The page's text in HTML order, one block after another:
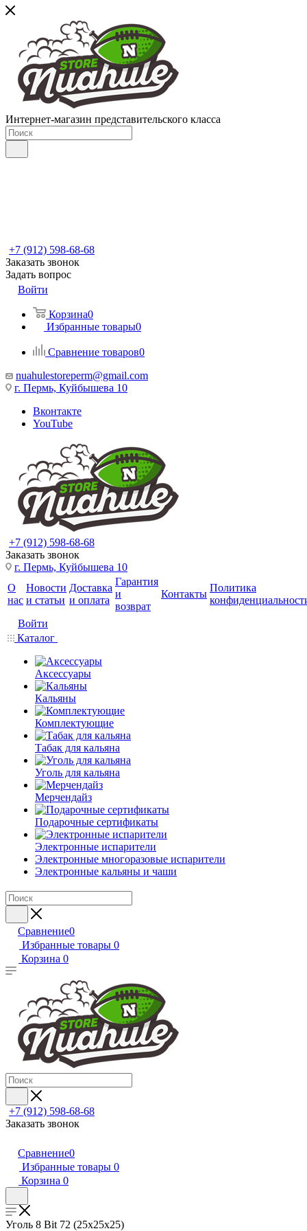
Интернет-магазин представительского класса
+7 (912) 598-68-68
Заказать звонок
Задать вопрос
Войти
Корзина0
Избранные товары0
Сравнение товаров0
nuahulestoreperm@gmail.com
г. Пермь, Куйбышева 10
Вконтакте
YouTube
+7 (912) 598-68-68
Заказать звонок
г. Пермь, Куйбышева 10
О
нас
Новости
и статьи
Доставка
и оплата
Гарантия
и
возврат
Контакты
Политика
Войти
Каталог
Аксессуары
Кальяны
Комплектующие
Табак для кальяна
Уголь для кальяна
Мерчендайз
Подарочные сертификаты
Электронные испарители
Электронные многоразовые испарители
Электронные кальяны и чаши
Сравнение0
Избранные товары 0
Корзина 0
+7 (912) 598-68-68
Заказать звонок
Сравнение0
Избранные товары 0
Корзина 0
Уголь 8 Bit 72 (25х25х25)